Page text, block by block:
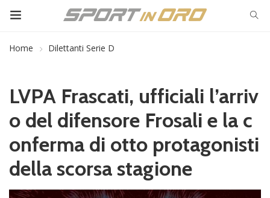
Home Dilettanti Serie D
LVPA Frascati, ufficiali l’arriv
o del difensore Frosali e la c
onferma di otto protagonisti
della scorsa stagione